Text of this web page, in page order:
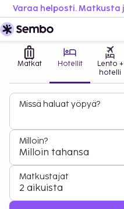
Matkat Hotellit
Lento +
hotelli
Missä haluat yöpyä?
Milloin?
Milloin tahansa
Matkustajat
2 aikuista